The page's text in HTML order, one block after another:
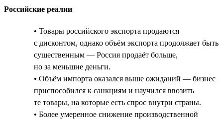
Российские реалии
• Товары российского экспорта продаются
с дисконтом, однако объём экспорта продолжает быть
существенным — Россия продаёт больше,
но за меньшие деньги.
• Объём импорта оказался выше ожиданий — бизнес
приспособился к санкциям и научился ввозить
те товары, на которые есть спрос внутри страны.
• Более умеренное снижение производственной